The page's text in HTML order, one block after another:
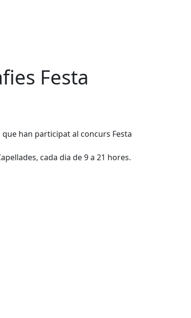
Festa
han participat al concurs Festa
cada dia de 9 a 21 hores.